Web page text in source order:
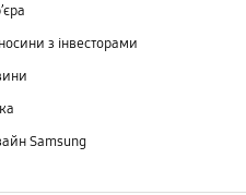
з інвесторами
Samsung